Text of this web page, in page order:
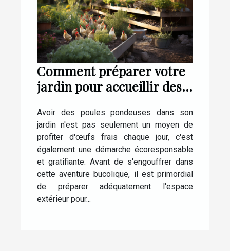
Comment préparer votre
jardin pour accueillir des
Avoir des poules pondeuses dans son
jardin n'est pas seulement un moyen de
profiter d'œufs frais chaque jour, c'est
également une démarche écoresponsable
et gratifiante. Avant de s'engouffrer dans
cette aventure bucolique, il est primordial
de préparer adéquatement l'espace
extérieur pour...